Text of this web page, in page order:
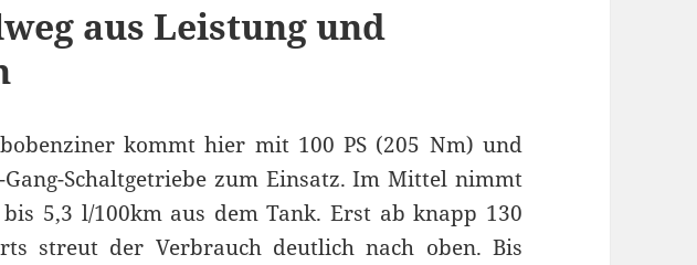
aus Leistung und
kommt hier mit 100 PS (205 Nm) und
Schaltgetriebe zum Einsatz. Im Mittel nimmt
5,3 l/100km aus dem Tank. Erst ab knapp 130
streut der Verbrauch deutlich nach oben. Bis